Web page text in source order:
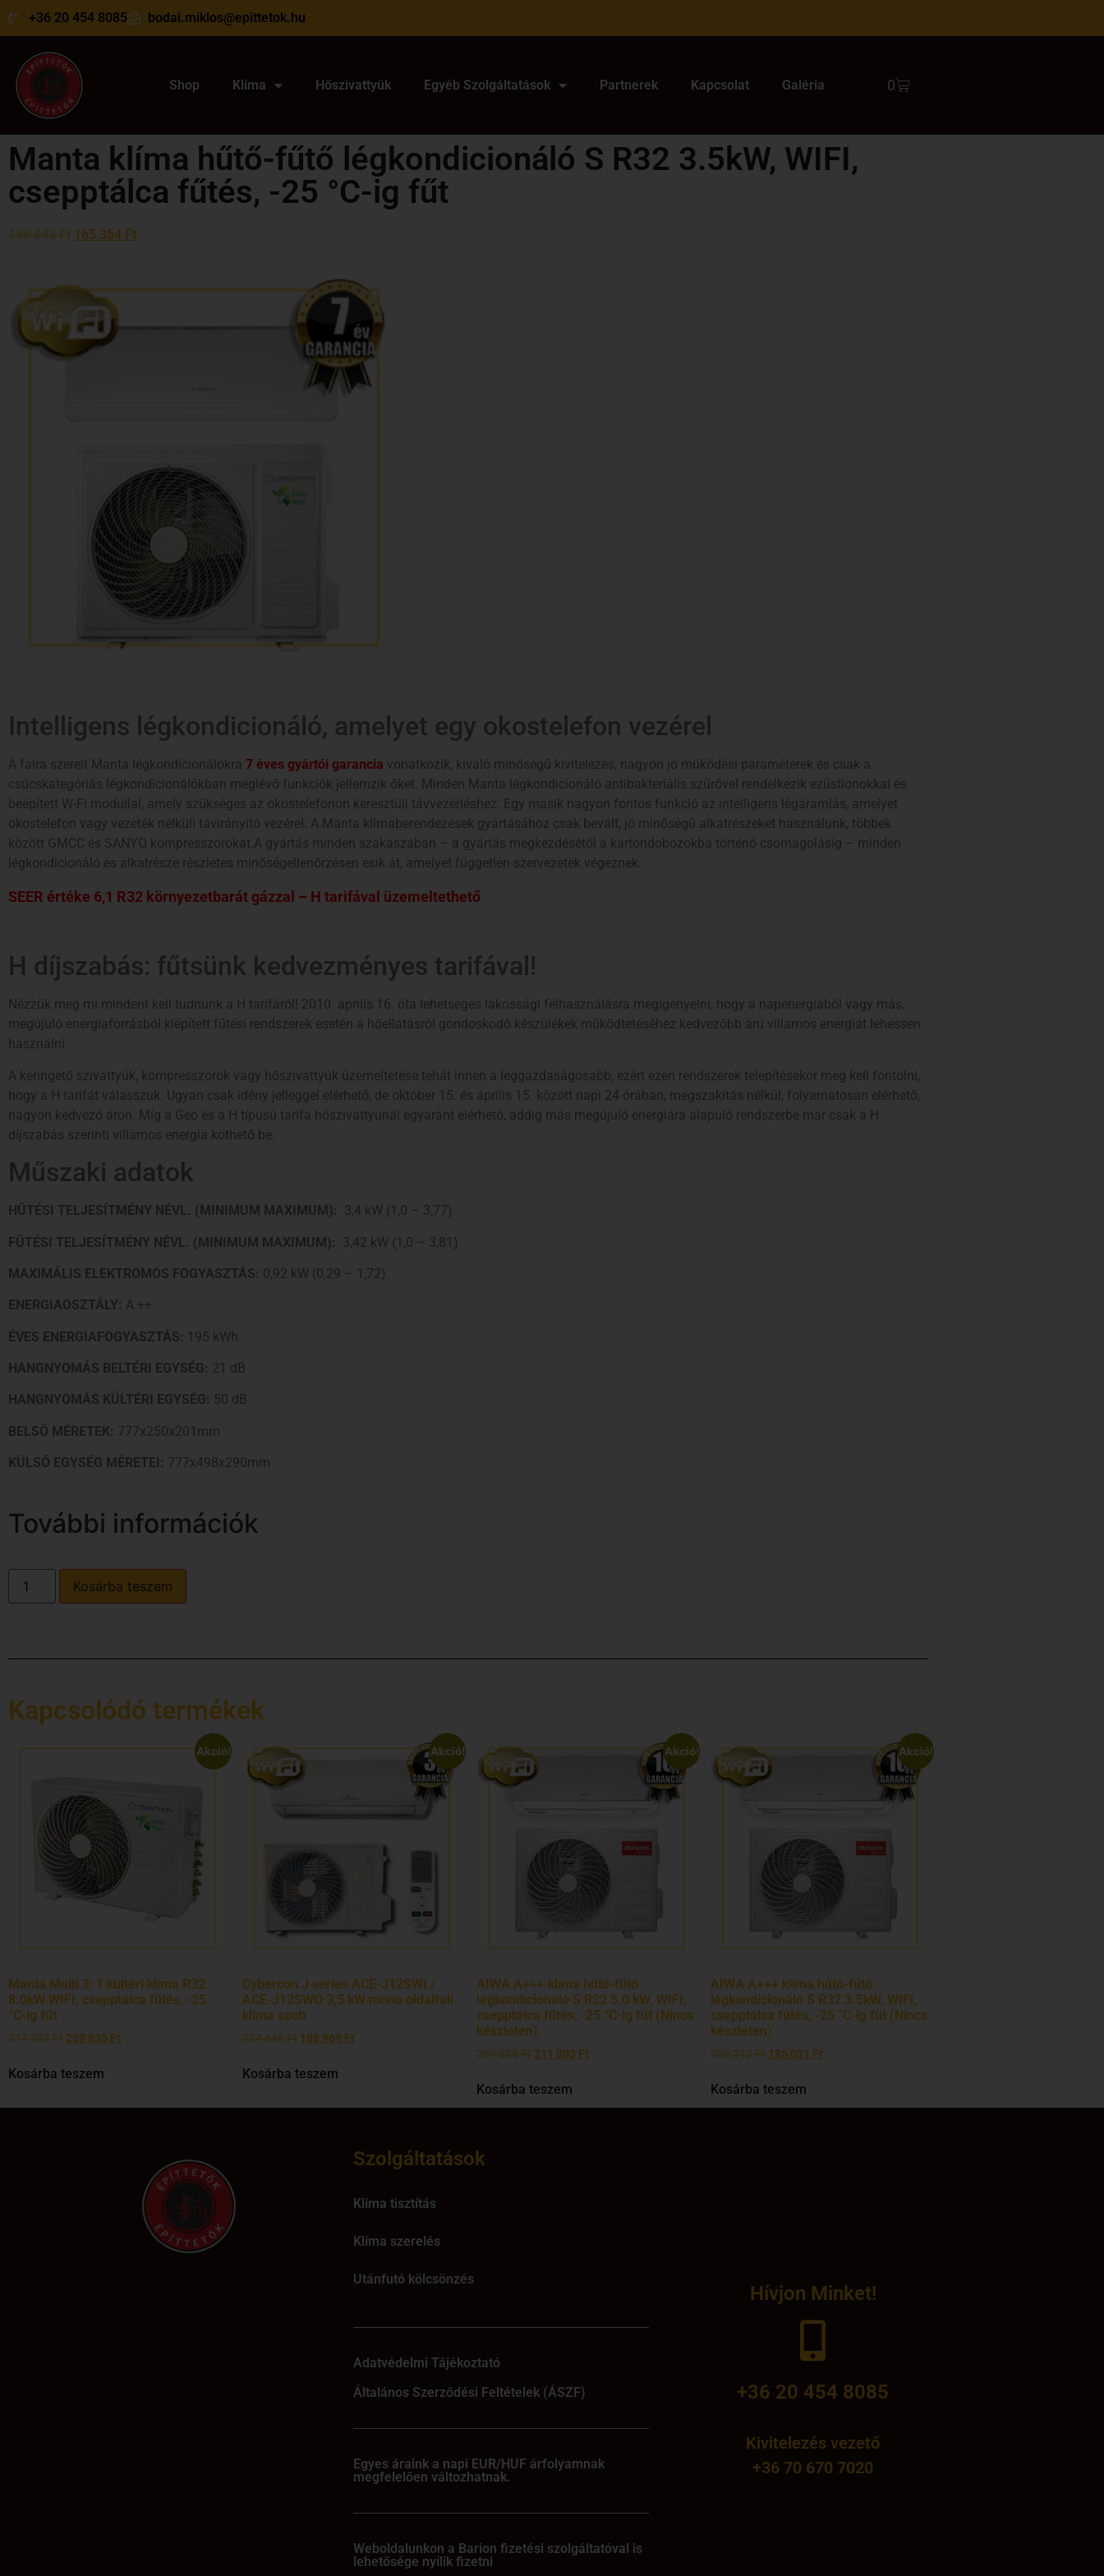
+36 20 454 8085 bodai.miklos@epittetok.hu
Shop Klíma Hőszivattyúk Egyéb Szolgáltatások Partnerek Kapcsolat Galéria 0
Manta klíma hűtő-fűtő légkondicionáló S R32 3.5kW, WIFI,
csepptálca fűtés, -25 °C-ig fűt
196 843Ft 165 354 Ft
Intelligens légkondicionáló, amelyet egy okostelefon vezérel
A falra szerelt Manta légkondicionálókra 7 éves gyártói garancia vonatkozik, kiváló minőségű kivitelezés, nagyon jó működési paraméterek és csak a
csúcskategóriás légkondicionálókban meglévő funkciók jellemzik őket. Minden Manta légkondicionáló antibakteriális szűrővel rendelkezik ezüstionokkal és
beépített W-Fi modullal, amely szükséges az okostelefonon keresztüli távvezérléshez. Egy másik nagyon fontos funkció az intelligens légáramlás, amelyet
okostelefon vagy vezeték nélküli távirányító vezérel. A Manta klímaberendezések gyártásához csak bevált, jó minőségű alkatrészeket használunk, többek
között GMCC és SANYO kompresszorokat.A gyártás minden szakaszában – a gyártás megkezdésétől a kartondobozokba történő csomagolásig – minden
légkondicionáló és alkatrésze részletes minőségellenőrzésen esik át, amelyet független szervezetek végeznek.
SEER értéke 6,1 R32 környezetbarát gázzal – H tarifával üzemeltethető
H díjszabás: fűtsünk kedvezményes tarifával!
Nézzük meg mi mindent kell tudnunk a H tarifáról! 2010. április 16. óta lehetséges lakossági felhasználásra megigényelni, hogy a napenergiából vagy más,
megújuló energiaforrásból kiépített fűtési rendszerek esetén a hőellátásról gondoskodó készülékek működtetéséhez kedvezőbb árú villamos energiát lehessen
használni.
A keringető szivattyúk, kompresszorok vagy hőszivattyúk üzemeltetése tehát innen a leggazdaságosabb, ezért ezen rendszerek telepítésekor meg kell fontolni,
hogy a H tarifát válasszuk. Ugyan csak idény jelleggel elérhető, de október 15. és április 15. között napi 24 órában, megszakítás nélkül, folyamatosan elérhető,
nagyon kedvező áron. Míg a Geo és a H típusú tarifa hőszivattyúnál egyaránt elérhető, addig más megújuló energiára alapuló rendszerbe már csak a H
díjszabás szerinti villamos energia köthető be.
Műszaki adatok
HŰTÉSI TELJESÍTMÉNY NÉVL. (MINIMUM MAXIMUM): 3,4 kW (1,0 – 3,77)
FŰTÉSI TELJESÍTMÉNY NÉVL. (MINIMUM MAXIMUM): 3,42 kW (1,0 – 3,81)
MAXIMÁLIS ELEKTROMOS FOGYASZTÁS: 0,92 kW (0,29 – 1,72)
ENERGIAOSZTÁLY: A ++
ÉVES ENERGIAFOGYASZTÁS: 195 kWh
HANGNYOMÁS BELTÉRI EGYSÉG: 21 dB
HANGNYOMÁS KÜLTÉRI EGYSÉG: 50 dB
BELSŐ MÉRETEK: 777x250x201mm
KÜLSŐ EGYSÉG MÉRETEI: 777x498x290mm
További információk
Kosárba teszem
Kapcsolódó termékek
Akció!
Manta Multi 3: 1 kültéri klíma R32
8.0kW WIFI, csepptálca fűtés, -25
°C-ig fűt
314 953Ft 259 835 Ft
Kosárba teszem
Akció!
Cybercon J series ACE-J12SWI /
ACE-J12SWO 3,5 kW mono oldalfali
klíma szett
204 646Ft 188 969 Ft
Kosárba teszem
Akció!
AIWA A+++ klíma hűtő-fűtő
légkondicionáló S R32 5.0 kW, WIFI,
csepptálca fűtés, -25 °C-ig fűt (Nincs
készleten)
259 835Ft 211 803 Ft
Kosárba teszem
Akció!
AIWA A+++ klíma hűtő-fűtő
légkondicionáló S R32 3.5kW, WIFI,
csepptálca fűtés, -25 °C-ig fűt (Nincs
készleten)
236 213Ft 185 031 Ft
Kosárba teszem
Szolgáltatások
Klíma tisztítás
Klíma szerelés
Utánfutó kölcsönzés
Adatvédelmi Tájékoztató
Általános Szerződési Feltételek (ÁSZF)
Egyes áraink a napi EUR/HUF árfolyamnak
megfelelően változhatnak.
Weboldalunkon a Barion fizetési szolgáltatóval is
lehetősége nyílik fizetni
Hívjon Minket!
+36 20 454 8085
Kivitelezés vezető
‭+36 70 670 7020‬